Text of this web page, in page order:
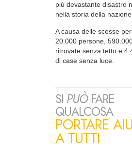
più devastante disastro
nella storia della nazione.
A causa delle scosse
20.000 persone,
ritrovate senza tetto e
di case senza luce.
SI PUÒFARE
QUALCOSA
PORTARE
A TUTTI